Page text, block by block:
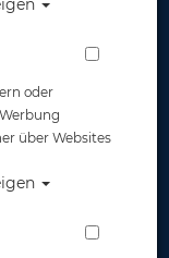
- Damen -
oder
über Websites